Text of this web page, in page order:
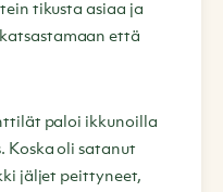
tikusta asiaa ja
että
paloi ikkunoilla
Koska oli satanut
jäljet peittyneet,